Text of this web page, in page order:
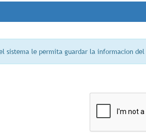
sistema le permita guardar la informacion